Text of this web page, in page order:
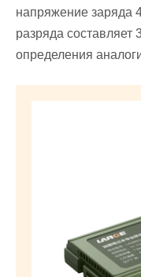
напряжение заряда
разряда составляет
определения